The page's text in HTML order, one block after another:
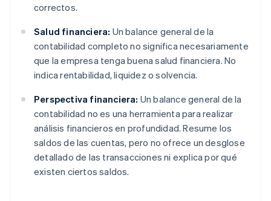
correctos.
Salud financiera: Un balance general de la
contabilidad completo no significa necesariamente
que la empresa tenga buena salud financiera. No
indica rentabilidad, liquidez o solvencia.
Perspectiva financiera: Un balance general de la
contabilidad no es una herramienta para realizar
análisis financieros en profundidad. Resume los
saldos de las cuentas, pero no ofrece un desglose
detallado de las transacciones ni explica por qué
existen ciertos saldos.